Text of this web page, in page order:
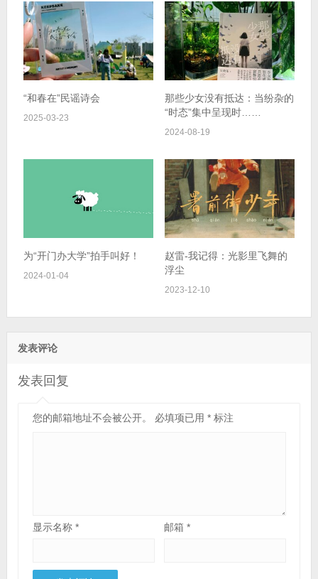
“和春在”民谣诗会
2025-03-23
那些少女没有抵达：当纷杂的
“时态”集中呈现时……
2024-08-19
为“开门办大学”拍手叫好！
2024-01-04
赵雷-我记得：光影里飞舞的
浮尘
2023-12-10
发表评论
发表回复
您的邮箱地址不会被公开。 必填项已用 *标注
显示名称 * 邮箱*